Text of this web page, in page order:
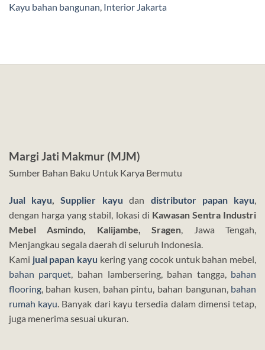
Kayu bahan bangunan Interior Jakarta
Margi Jati Makmur (MJM)
Sumber Bahan Baku Untuk Karya Bermutu
Jual kayu,Supplier kayudan distributor papan kayu,
dengan harga yang stabil, lokasi di Kawasan Sentra Industri
Mebel Asmindo, Kalijambe, Sragen, Jawa Tengah,
Menjangkau segala daerah di seluruh Indonesia.
Kami jual papan kayu kering yang cocok untuk bahan mebel,
bahan parquet, bahan lambersering, bahan tangga, bahan
flooring, bahan kusen, bahan pintu, bahan bangunan, bahan
rumah kayu. Banyak dari kayu tersedia dalam dimensi tetap,
juga menerima sesuai ukuran.